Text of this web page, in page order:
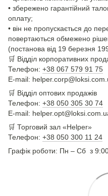
• збережено гарантійний
оплату;
• він не пропускається до
повертаються обмежено
(постанова від 19 березня
🛒 Відділ корпоративних
Телефон: +38 067 579 91 75
E-mail:
🛒 Відділ оптових продажів
Телефон: +38 050 305 30 74
E-mail:
🛒 Торговий зал «Helper»
Телефон: +38 050 300 11 24
Графік роботи: Пн – Сб з